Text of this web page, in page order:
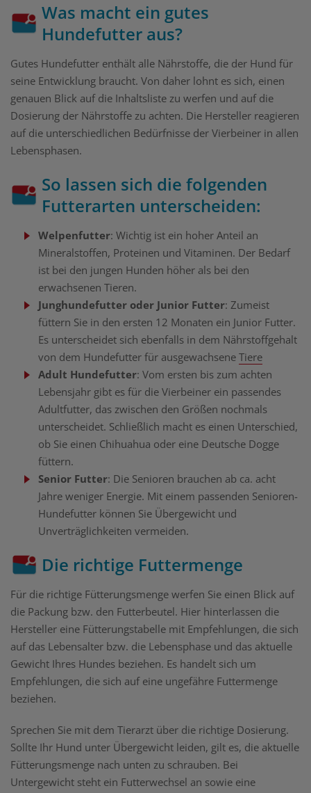
Was macht ein gutes
Hundefutter aus?
Gutes Hundefutter enthält alle Nährstoffe, die der Hund für
seine Entwicklung braucht. Von daher lohnt es sich, einen
genauen Blick auf die Inhaltsliste zu werfen und auf die
Dosierung der Nährstoffe zu achten. Die Hersteller reagieren
auf die unterschiedlichen Bedürfnisse der Vierbeiner in allen
Lebensphasen.
So lassen sich die folgenden
Futterarten unterscheiden:
Welpenfutter: Wichtig ist ein hoher Anteil an
Mineralstoffen, Proteinen und Vitaminen. Der Bedarf
ist bei den jungen Hunden höher als bei den
erwachsenen Tieren.
Junghundefutter oder Junior Futter: Zumeist
füttern Sie in den ersten 12 Monaten ein Junior Futter.
Es unterscheidet sich ebenfalls in dem Nährstoffgehalt
von dem Hundefutter für ausgewachsene Tiere
Adult Hundefutter: Vom ersten bis zum achten
Lebensjahr gibt es für die Vierbeiner ein passendes
Adultfutter, das zwischen den Größen nochmals
unterscheidet. Schließlich macht es einen Unterschied,
ob Sie einen Chihuahua oder eine Deutsche Dogge
füttern.
Senior Futter: Die Senioren brauchen ab ca. acht
Jahre weniger Energie. Mit einem passenden Senioren-
Hundefutter können Sie Übergewicht und
Unverträglichkeiten vermeiden.
Die richtige Futtermenge
Für die richtige Fütterungsmenge werfen Sie einen Blick auf
die Packung bzw. den Futterbeutel. Hier hinterlassen die
Hersteller eine Fütterungstabelle mit Empfehlungen, die sich
auf das Lebensalter bzw. die Lebensphase und das aktuelle
Gewicht Ihres Hundes beziehen. Es handelt sich um
Empfehlungen, die sich auf eine ungefähre Futtermenge
beziehen.
Sprechen Sie mit dem Tierarzt über die richtige Dosierung.
Sollte Ihr Hund unter Übergewicht leiden, gilt es, die aktuelle
Fütterungsmenge nach unten zu schrauben. Bei
Untergewicht steht ein Futterwechsel an sowie eine